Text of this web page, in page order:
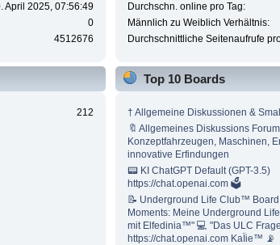
April 2025, 07:56:49
0
4512676
Durchschn. online pro Tag:
Männlich zu Weiblich Verhältnis:
Durchschnittliche Seitenaufrufe
212
Top 10 Boards
† Allgemeine Diskussionen &
🔖 Allgemeines Diskussions Forum
Konzeptfahrzeugen, Maschinen,
innovative Erfindungen
📟 KI ChatGPT Default (GPT-3.5)
https://chat.openai.com 🗳
📝 Underground Life Club™ Board
Moments: Meine Underground
mit Elfedinia™" 💻 "Das ULC
https://chat.openai.com KaÏie™ 📡